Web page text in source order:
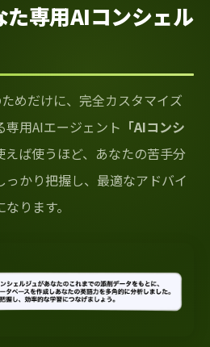
専用AIコンシェル
めだけに、完全カスタマイズ
専用AIエージェント 「AIコンシ
えば使うほど、あなたの苦手分
かり把握し、最適なアドバイ
ります。